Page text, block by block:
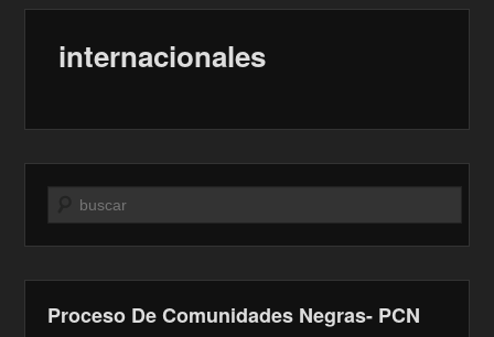
internacionales
Buscar
Proceso De Comunidades Negras- PCN